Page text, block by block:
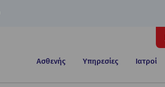
Ασθενής Υπηρεσίες Ιατροί